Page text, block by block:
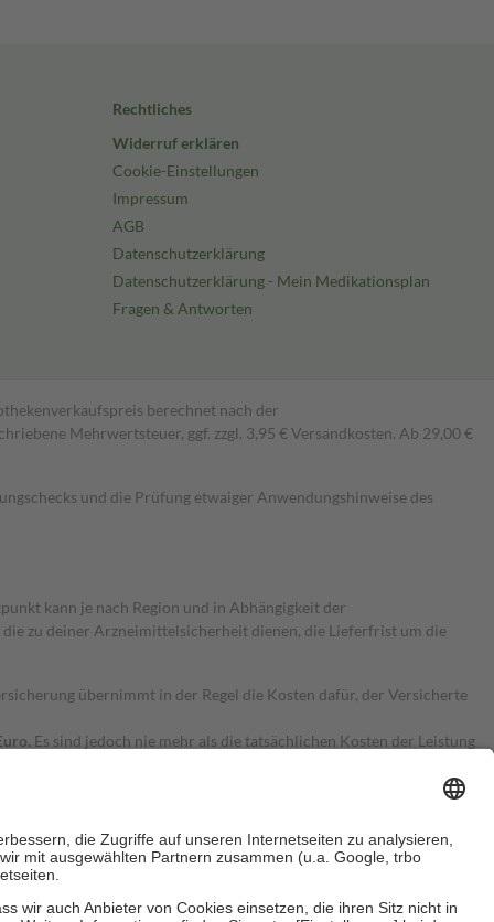
Rechtliches
Widerruf erklären
Cookie-Einstellungen
Impressum
AGB
Datenschutzerklärung
Datenschutzerklärung - Mein Medikationsplan
Fragen & Antworten
berechnet nach der
Mehrwertsteuer, ggf. zzgl. 3,95 € Versandkosten. Ab 29,00 €
und die Prüfung etwaiger Anwendungshinweise des
kann je nach Region und in Abhängigkeit der
zu deiner Arzneimittelsicherheit dienen, die Lieferfrist um die
übernimmt in der Regel die Kosten dafür, der Versicherte
Es sind jedoch nie mehr als die tatsächlichen Kosten der Leistung
Zuzahlungen an bei: